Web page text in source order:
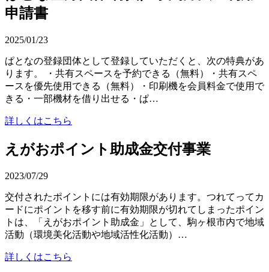
申請書
2025/01/23
ぱとなの登録団体として登録していただくと、次の特典があ
ります。 ・共有スペースを予約できる（無料）・共有スペ
ースを優先使用できる（無料）・印刷機を会員料金で使用で
きる・一部機材を借り出せる・ぱ…
詳しくはこちら
えがおポイント助成金交付事業
2023/07/29
交付されたポイントには有効期限があります。つれてってカ
ードにポイントを移す前に有効期限が切れてしまったポイン
トは、「えがおポイント助成金」として、駒ヶ根市内で地域
活動（環境美化活動や地域活性化活動）…
詳しくはこちら